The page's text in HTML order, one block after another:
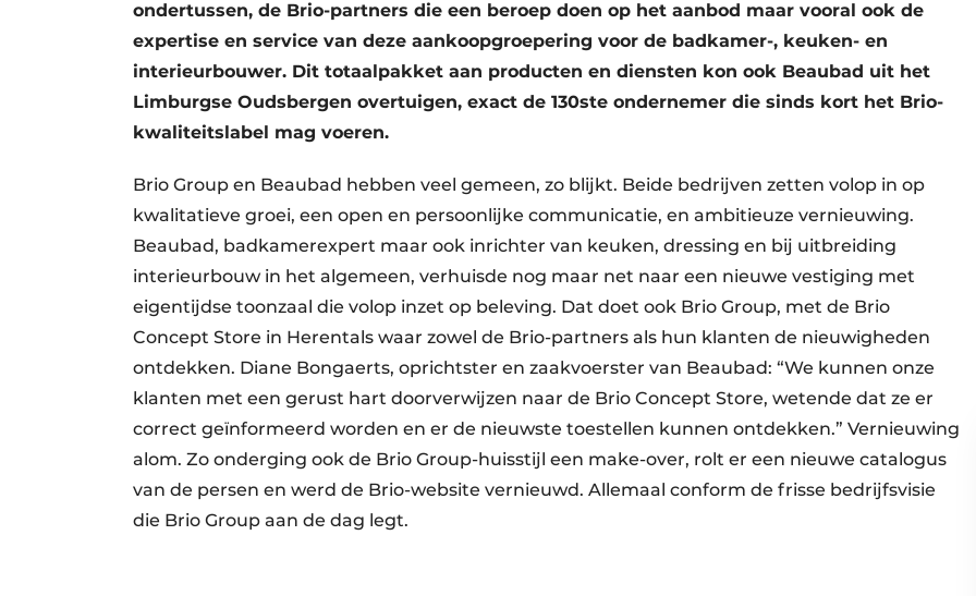
ondertussen, de Brio-partners die een beroep doen op het aanbod maar vooral ook de
expertise en service van deze aankoopgroepering voor de badkamer-, keuken- en
interieurbouwer. Dit totaalpakket aan producten en diensten kon ook Beaubad uit het
Limburgse Oudsbergen overtuigen, exact de 130ste ondernemer die sinds kort het Brio-
kwaliteitslabel mag voeren.
Brio Group en Beaubad hebben veel gemeen, zo blijkt. Beide bedrijven zetten volop in op
kwalitatieve groei, een open en persoonlijke communicatie, en ambitieuze vernieuwing.
Beaubad, badkamerexpert maar ook inrichter van keuken, dressing en bij uitbreiding
interieurbouw in het algemeen, verhuisde nog maar net naar een nieuwe vestiging met
eigentijdse toonzaal die volop inzet op beleving. Dat doet ook Brio Group, met de Brio
Concept Store in Herentals waar zowel de Brio-partners als hun klanten de nieuwigheden
ontdekken. Diane Bongaerts, oprichtster en zaakvoerster van Beaubad: “We kunnen onze
klanten met een gerust hart doorverwijzen naar de Brio Concept Store, wetende dat ze er
correct geïnformeerd worden en er de nieuwste toestellen kunnen ontdekken.” Vernieuwing
alom. Zo onderging ook de Brio Group-huisstijl een make-over, rolt er een nieuwe catalogus
van de persen en werd de Brio-website vernieuwd. Allemaal conform de frisse bedrijfsvisie
die Brio Group aan de dag legt.